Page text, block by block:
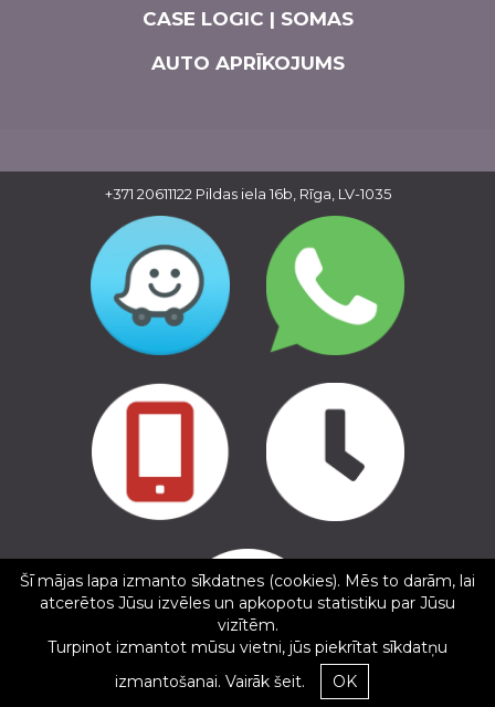
CASE LOGIC | SOMAS
AUTO APRĪKOJUMS
Copyright © 2016 - 2026, SIA Corelem Group
Mājas lapas izstrāde WEBstyle.lv
+371 20611122 Pildas iela 16b, Rīga, LV-1035
Gints Kesteris
5/5
11.02.2025
✕
Šī mājas lapa izmanto sīkdatnes (cookies). Mēs to darām, lai
atcerētos Jūsu izvēles un apkopotu statistiku par Jūsu
vizītēm.
Turpinot izmantot mūsu vietni, jūs piekrītat sīkdatņu
izmantošanai. Vairāk šeit. OK